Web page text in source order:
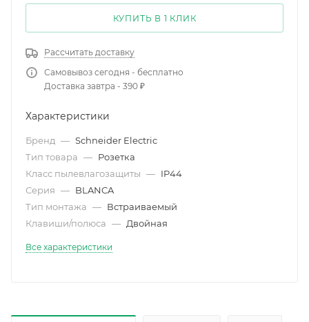
КУПИТЬ В 1 КЛИК
Рассчитать доставку
Самовывоз сегодня - бесплатно
Доставка завтра - 390 ₽
Характеристики
Бренд — Schneider Electric
Тип товара — Розетка
Класс пылевлагозащиты — IP44
Серия — BLANCA
Тип монтажа — Встраиваемый
Клавиши/полюса — Двойная
Все характеристики